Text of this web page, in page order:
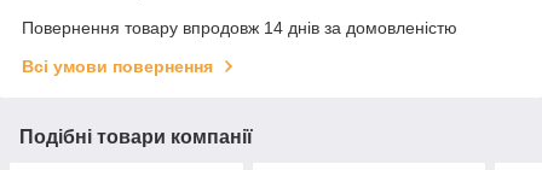
Повернення товару впродовж 14 днів за домовленістю
Всі умови повернення
Подібні товари компанії